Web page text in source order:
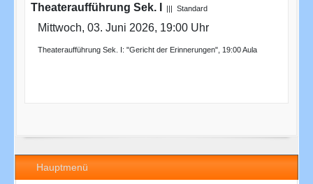
Hauptmenü
Theateraufführung Sek. I ||| Standard
Mittwoch, 03. Juni 2026, 19:00 Uhr
Theateraufführung Sek. I: "Gericht der Erinnerungen", 19:00 Aula